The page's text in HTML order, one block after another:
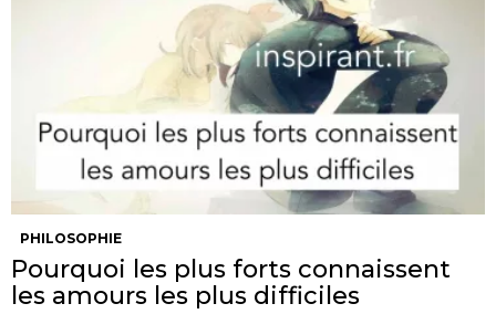
PHILOSOPHIE
Pourquoi les plus forts connaissent
les amours les plus difficiles